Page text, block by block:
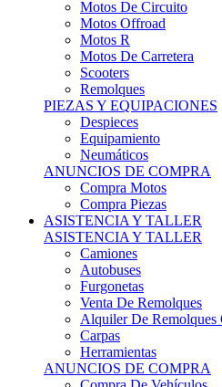
Motos R
Motos De Carretera
Scooters
Remolques
PIEZAS Y EQUIPACIONES
Despieces
Equipamiento
Neumáticos
ANUNCIOS DE COMPRA
Compra Motos
Compra Piezas
ASISTENCIA Y TALLER
ASISTENCIA Y TALLER
Camiones
Autobuses
Furgonetas
Venta De Remolques
Alquiler De Remolques
Carpas
Herramientas
ANUNCIOS DE COMPRA
Compra De Vehículos
Compra De Herramientas